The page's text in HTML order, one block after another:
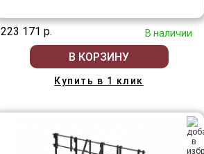
223 171 р. В наличии
В КОРЗИНУ
Купить в 1 клик